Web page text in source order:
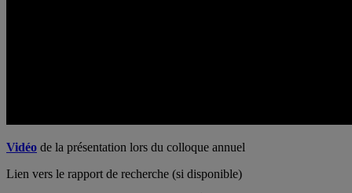
Vidéo de la présentation lors du colloque annuel
Lien vers le rapport de recherche (si disponible)